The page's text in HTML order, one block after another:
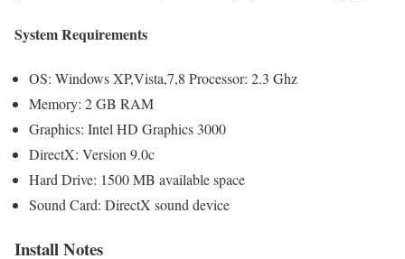
System Requirements
OS: Windows XP,Vista,7,8 Processor: 2.3 Ghz
Memory: 2 GB RAM
Graphics: Intel HD Graphics 3000
DirectX: Version 9.0c
Hard Drive: 1500 MB available space
Sound Card: DirectX sound device
Install Notes